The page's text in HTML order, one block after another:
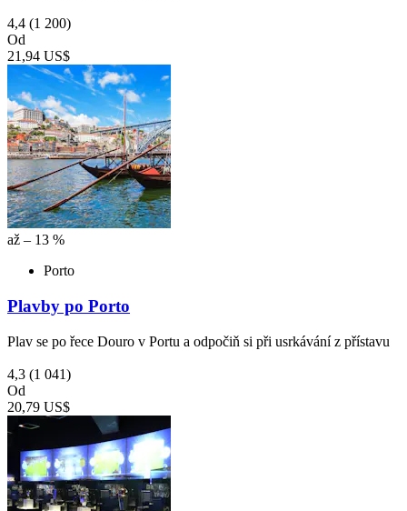
4,4 (1 200)
Od
21,94 US$
až – 13 %
Porto
Plavby po Porto
Plav se po řece Douro v Portu a odpočiň si při usrkávání z přístavu
4,3 (1 041)
Od
20,79 US$